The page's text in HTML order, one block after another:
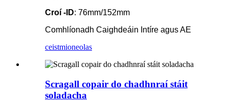
Croí -ID: 76mm/152mm
Comhlíonadh Caighdeáin Intíre agus AE
ceistmioneolas
Scragall copair do chadhnraí stáit
soladacha